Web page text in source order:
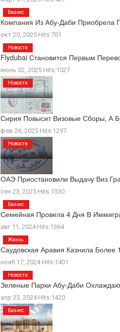
Компания Из Абу-Даби Приобрела
окт 20, 2025 Hits:701
Бизнес
Flydubai Становится Первым
июнь 02, 2025 Hits:1027
Новости
Сирия Повысит Визовые Сборы, А
фев 26, 2025 Hits:1297
Новости
ОАЭ Приостановили Выдачу Виз
сен 23, 2025 Hits:1330
Новости
Семейная Провела 4 Дня В
авг 11, 2024 Hits:1364
Бизнес
Саудовская Аравия Казнила
нояб 17, 2024 Hits:1401
Жизнь
Зеленые Парки Абу-Даби
апр 23, 2024 Hits:1420
Новости
Бизнес